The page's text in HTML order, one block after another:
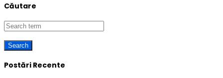
Căutare
Postări Recente